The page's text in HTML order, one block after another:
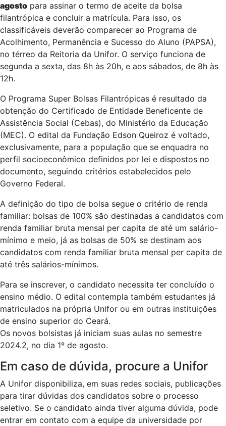
agosto para assinar o termo de aceite da bolsa
filantrópica e concluir a matrícula. Para isso, os
classificáveis deverão comparecer ao Programa de
Acolhimento, Permanência e Sucesso do Aluno (PAPSA),
no térreo da Reitoria da Unifor. O serviço funciona de
segunda a sexta, das 8h às 20h, e aos sábados, de 8h às
12h.
O Programa Super Bolsas Filantrópicas é resultado da
obtenção do Certificado de Entidade Beneficente de
Assistência Social (Cebas), do Ministério da Educação
(MEC). O edital da Fundação Edson Queiroz é voltado,
exclusivamente, para a população que se enquadra no
perfil socioeconômico definidos por lei e dispostos no
documento, seguindo critérios estabelecidos pelo
Governo Federal.
A definição do tipo de bolsa segue o critério de renda
familiar: bolsas de 100% são destinadas a candidatos com
renda familiar bruta mensal per capita de até um salário-
mínimo e meio, já as bolsas de 50% se destinam aos
candidatos com renda familiar bruta mensal per capita de
até três salários-mínimos.
Para se inscrever, o candidato necessita ter concluído o
ensino médio. O edital contempla também estudantes já
matriculados na própria Unifor ou em outras instituições
de ensino superior do Ceará.
Os novos bolsistas já iniciam suas aulas no semestre
2024.2, no dia 1º de agosto.
Em caso de dúvida, procure a Unifor
A Unifor disponibiliza, em suas redes sociais, publicações
para tirar dúvidas dos candidatos sobre o processo
seletivo. Se o candidato ainda tiver alguma dúvida, pode
entrar em contato com a equipe da universidade por